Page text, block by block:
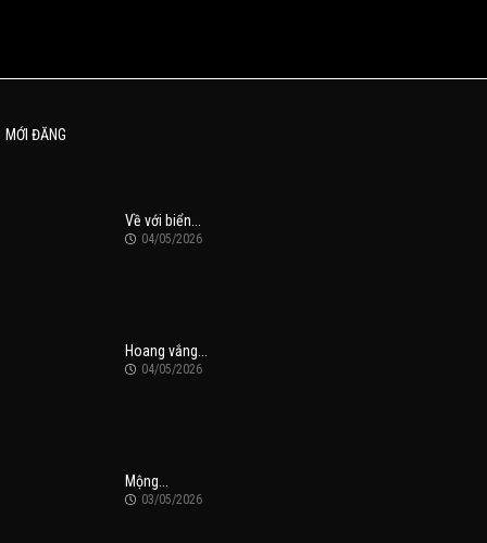
MỚI ĐĂNG
Về với biển...
04/05/2026
Hoang vắng...
04/05/2026
Mộng...
03/05/2026